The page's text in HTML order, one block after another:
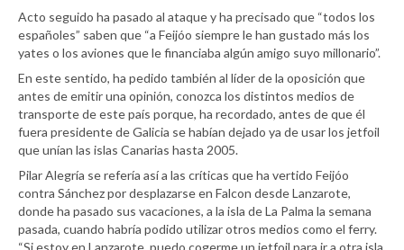
Acto seguido ha pasado al ataque y ha precisado que “todos los
españoles” saben que “a Feijóo siempre le han gustado más los
yates o los aviones que le financiaba algún amigo suyo millonario”.
En este sentido, ha pedido también al líder de la oposición que
antes de emitir una opinión, conozca los distintos medios de
transporte de este país porque, ha recordado, antes de que él
fuera presidente de Galicia se habían dejado ya de usar los jetfoil
que unían las islas Canarias hasta 2005.
Pilar Alegría se refería así a las críticas que ha vertido Feijóo
contra Sánchez por desplazarse en Falcon desde Lanzarote,
donde ha pasado sus vacaciones, a la isla de La Palma la semana
pasada, cuando habría podido utilizar otros medios como el ferry.
“Si estoy en Lanzarote, puedo cogerme un jetfoil para ir a otra isla.